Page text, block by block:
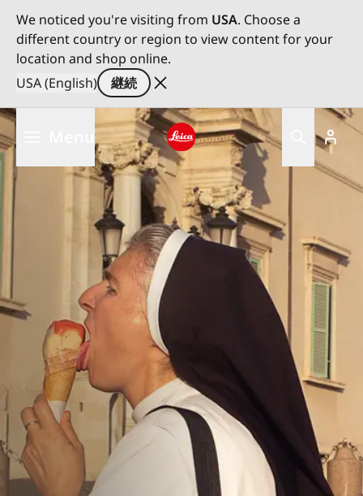
We noticed you're visiting from USA. Choose a
different country or region to view content for your
location and shop online.
USA (English)
継続
メ
イ
ン
に
移
動
Leica logo - Home